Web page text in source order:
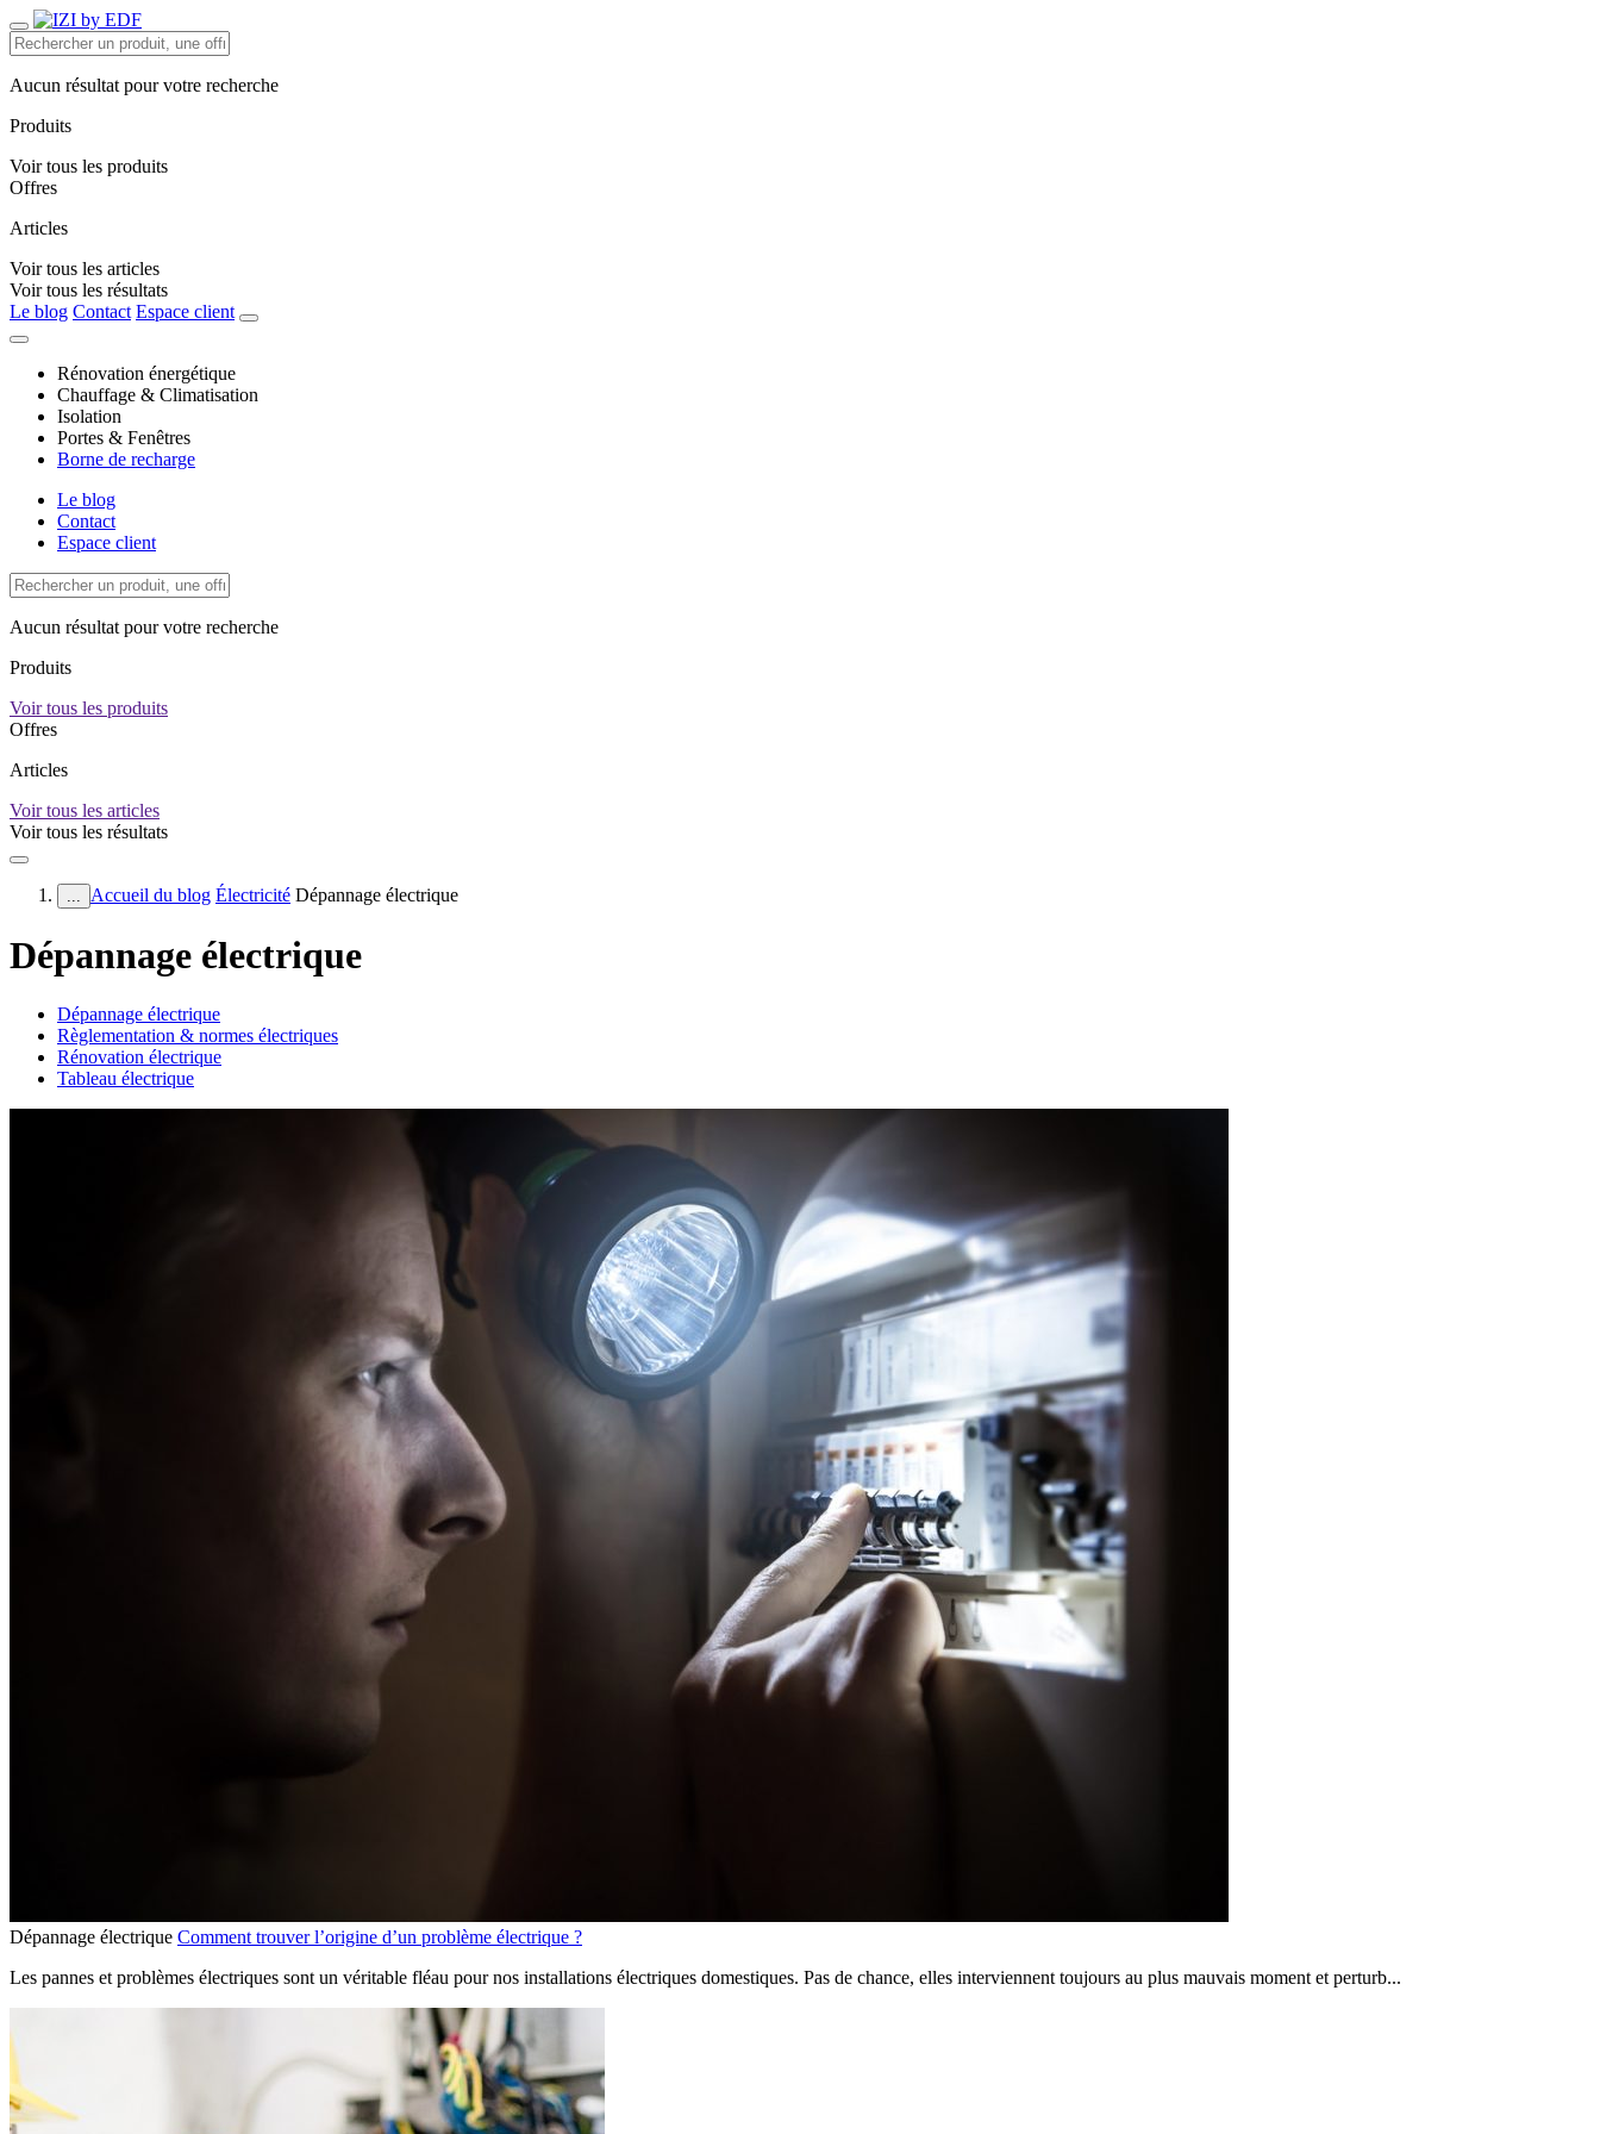
Aucun résultat pour votre recherche
Produits
Voir tous les produits
Offres
Articles
Voir tous les articles
Voir tous les résultats
Le blog Contact Espace client
Rénovation énergétique
Chauffage & Climatisation
Isolation
Portes & Fenêtres
Borne de recharge
Le blog
Contact
Espace client
Aucun résultat pour votre recherche
Produits
Voir tous les produits
Offres
Articles
Voir tous les articles
Voir tous les résultats
... Accueil du blog Électricité Dépannage électrique
Dépannage électrique
Dépannage électrique
Règlementation & normes électriques
Rénovation électrique
Tableau électrique
Dépannage électrique Comment trouver l’origine d’un problème électrique ?
Les pannes et problèmes électriques sont un véritable fléau pour nos installations électriques domestiques. Pas de chance, elles interviennent toujours au plus mauvais moment et perturb...